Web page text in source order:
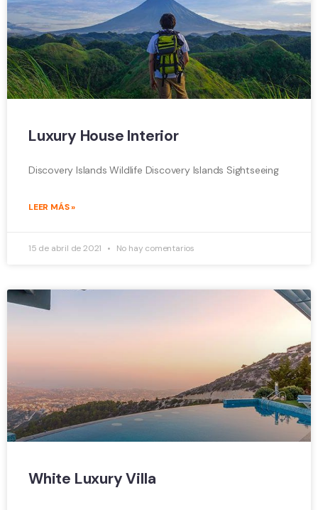
Luxury House Interior
Discovery Islands Wildlife Discovery Islands Sightseeing
LEER MÁS »
15 de abril de 2021 No hay comentarios
White Luxury Villa